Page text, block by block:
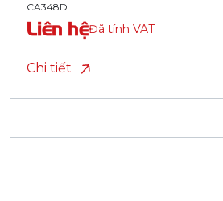
CA348D
Liên hệĐã tính VAT
Chi tiết